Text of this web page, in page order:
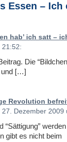
Essen – Ich
hab’ ich satt –
21:52:
Die
und […]
Revolution
27. Dezember 2009
“Sättigung”
gibt es nicht beim